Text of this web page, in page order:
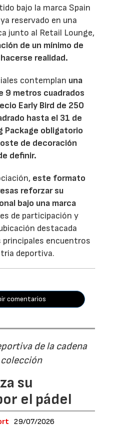
bajo la marca Spain
reservado en una
junto al Retail Lounge,
de un mínimo de
realidad.
contemplan una
9 metros cuadrados
Early Bird de 250
hasta el 31 de
Package obligatorio
de decoración
definir.
este formato
reforzar su
bajo una marca
de participación y
destacada
principales encuentros
deportiva.
comentarios
de la cadena
su
el pádel
29/07/2026